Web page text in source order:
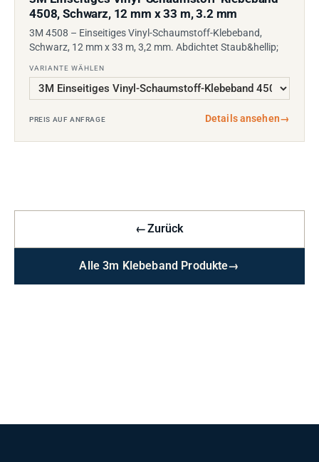
4508, Schwarz, 12 mm x 33 m, 3.2 mm
3M 4508 – Einseitiges Vinyl-Schaumstoff-Klebeband,
Schwarz, 12 mm x 33 m, 3,2 mm. Abdichtet Staub&hellip;
VARIANTE WÄHLEN
PREIS AUF ANFRAGE Details ansehen→
←Zurück
Alle 3m Klebeband Produkte→